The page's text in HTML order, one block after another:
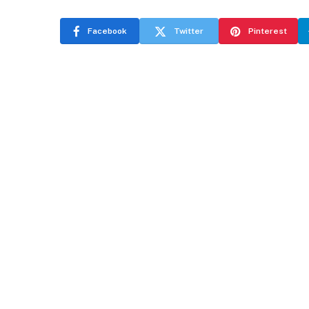
Facebook Twitter Pinterest